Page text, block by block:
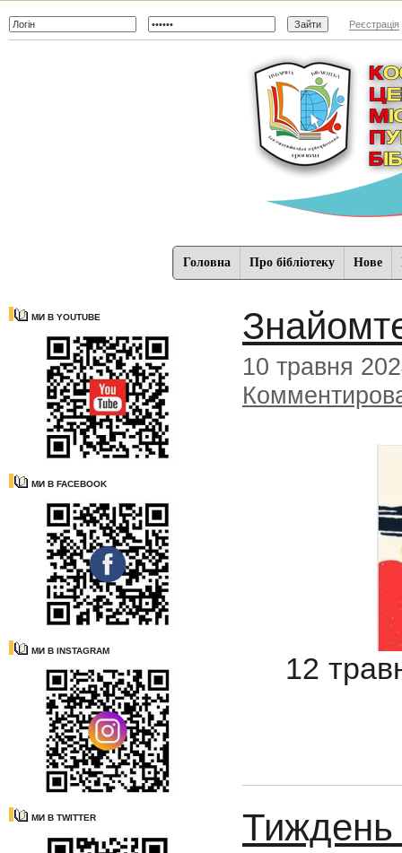
Реєстрація
Головна Про бібліотеку Нове
МИ В YOUTUBE
МИ В FACEBOOK
МИ В INSTAGRAM
МИ В TWITTER
10 травня
12
Тиждень